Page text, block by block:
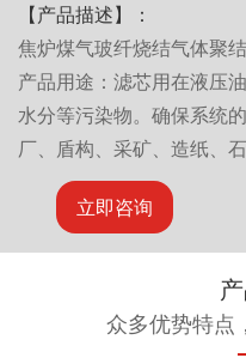
【产品描述】：
焦炉煤气玻纤烧结气体聚
产品用途：滤芯用在液压
水分等污染物。确保系统
厂、盾构、采矿、造纸、
立即咨询
众多优势特点